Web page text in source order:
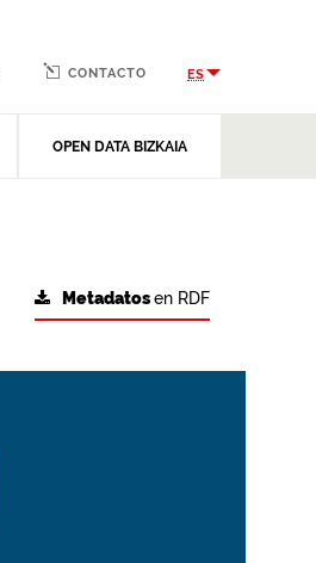
OPEN DATA BIZKAIA
CONTACTO ES
Metadatosen RDF